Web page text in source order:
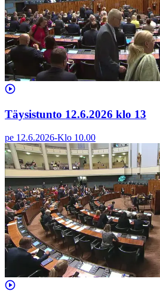
Täysistunto 12.6.2026 klo 13
pe 12.6.2026-Klo 10.00